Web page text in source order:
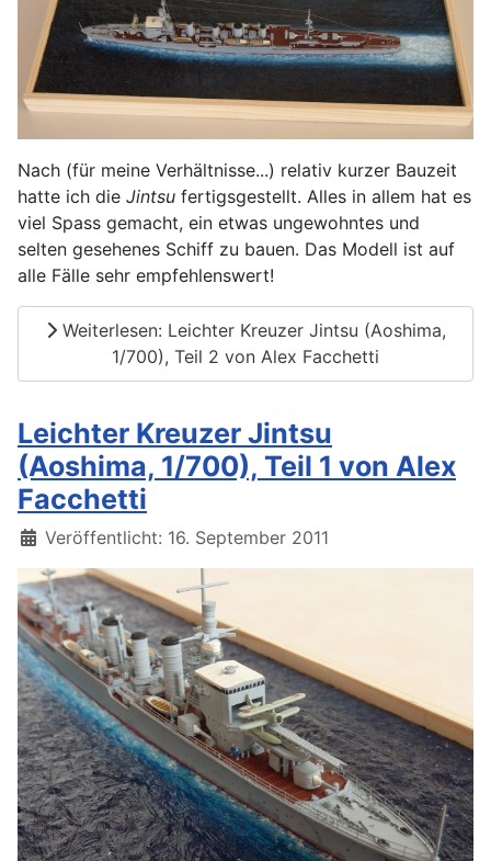
Nach (für meine Verhältnisse...) relativ kurzer Bauzeit
hatte ich die Jintsu fertigsgestellt. Alles in allem hat es
viel Spass gemacht, ein etwas ungewohntes und
selten gesehenes Schiff zu bauen. Das Modell ist auf
alle Fälle sehr empfehlenswert!
Weiterlesen: Leichter Kreuzer Jintsu (Aoshima,
1/700), Teil 2 von Alex Facchetti
Leichter Kreuzer Jintsu
(Aoshima, 1/700), Teil 1 von Alex
Facchetti
Details
Veröffentlicht: 16. September 2011